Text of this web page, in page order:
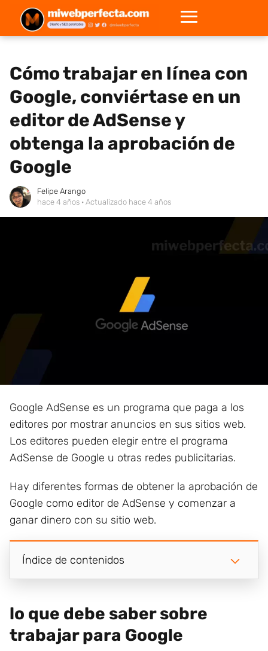
Cómo trabajar en línea con
Google, conviértase en un
editor de AdSense y
obtenga la aprobación de
Google
Felipe Arango
hace 4 años · Actualizado hace 4 años
Google AdSense es un programa que paga a los
editores por mostrar anuncios en sus sitios web.
Los editores pueden elegir entre el programa
AdSense de Google u otras redes publicitarias.
Hay diferentes formas de obtener la aprobación de
Google como editor de AdSense y comenzar a
ganar dinero con su sitio web.
Índice de contenidos
lo que debe saber sobre
trabajar para Google